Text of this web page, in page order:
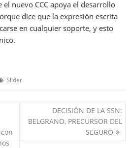
el nuevo CCC apoya el desarrollo
dice que la expresión escrita
en cualquier soporte, y esto
Slider
DECISIÓN DE LA SSN:
BELGRANO, PRECURSOR DEL
SEGURO